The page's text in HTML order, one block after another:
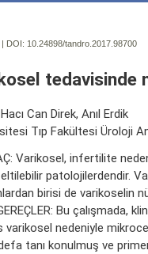
DOI: 10.24898/tandro.2017.98700
tedavisinde
Can Direk, Anıl Erdik
Tıp Fakültesi Üroloji
Varikosel, infertilite
patolojilerdendir.
birisi de varikoselin
Bu çalışmada,
varikosel nedeniyle
tanı konulmuş ve